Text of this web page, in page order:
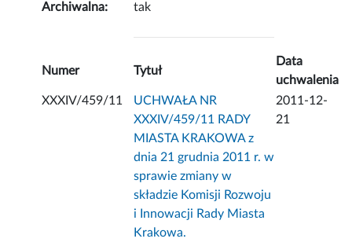
Archiwalna:
tak
Numer Tytuł
Data
uchwalenia
XXXIV/459/11
UCHWAŁA NR
XXXIV/459/11 RADY
MIASTA KRAKOWA z
dnia 21 grudnia 2011 r. w
sprawie zmiany w
składzie Komisji Rozwoju
i Innowacji Rady Miasta
Krakowa.
2011-12-
21